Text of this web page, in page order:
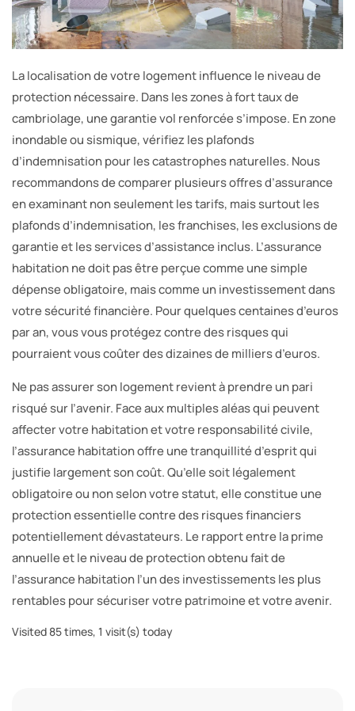
La localisation de votre logement influence le niveau de
protection nécessaire. Dans les zones à fort taux de
cambriolage, une garantie vol renforcée s’impose. En zone
inondable ou sismique, vérifiez les plafonds
d’indemnisation pour les catastrophes naturelles. Nous
recommandons de comparer plusieurs offres d’assurance
en examinant non seulement les tarifs, mais surtout les
plafonds d’indemnisation, les franchises, les exclusions de
garantie et les services d’assistance inclus. L’assurance
habitation ne doit pas être perçue comme une simple
dépense obligatoire, mais comme un investissement dans
votre sécurité financière. Pour quelques centaines d’euros
par an, vous vous protégez contre des risques qui
pourraient vous coûter des dizaines de milliers d’euros.
Ne pas assurer son logement revient à prendre un pari
risqué sur l’avenir. Face aux multiples aléas qui peuvent
affecter votre habitation et votre responsabilité civile,
l’assurance habitation offre une tranquillité d’esprit qui
justifie largement son coût. Qu’elle soit légalement
obligatoire ou non selon votre statut, elle constitue une
protection essentielle contre des risques financiers
potentiellement dévastateurs. Le rapport entre la prime
annuelle et le niveau de protection obtenu fait de
l’assurance habitation l’un des investissements les plus
rentables pour sécuriser votre patrimoine et votre avenir.
Visited 85 times, 1 visit(s) today